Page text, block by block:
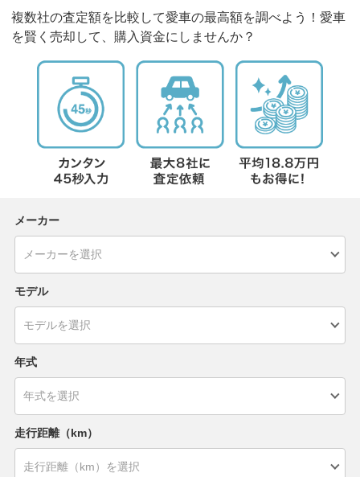
複数社の査定額を比較して愛車の最高額を調べよう！愛車
を賢く売却して、購入資金にしませんか？
メーカー
モデル
年式
走行距離（km）